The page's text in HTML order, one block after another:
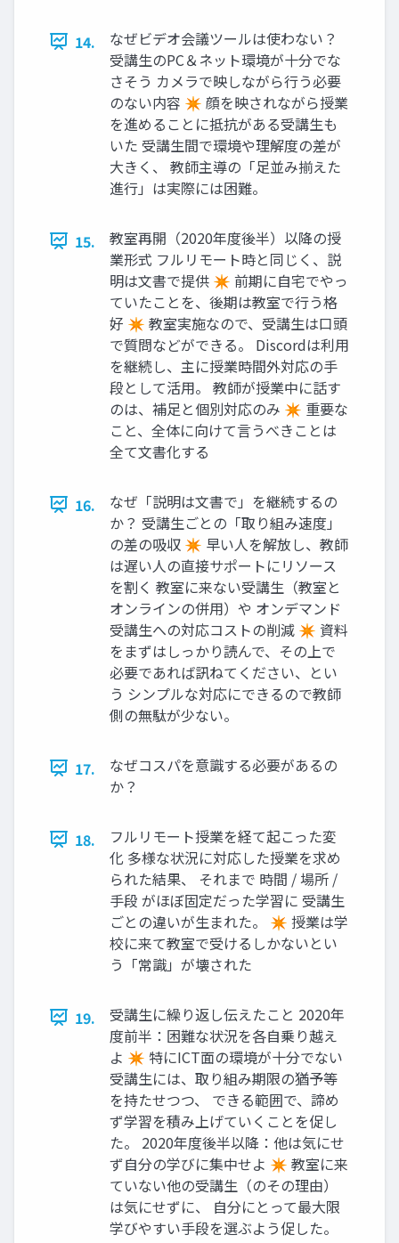
14.
なぜビデオ会議ツールは使わない？
受講生のPC＆ネット環境が十分でな
さそう カメラで映しながら行う必要
のない内容 ✴ 顔を映されながら授業
を進めることに抵抗がある受講生も
いた 受講生間で環境や理解度の差が
大きく、 教師主導の「足並み揃えた
進行」は実際には困難。
15.
教室再開（2020年度後半）以降の授
業形式 フルリモート時と同じく、説
明は文書で提供 ✴ 前期に自宅でやっ
ていたことを、後期は教室で行う格
好 ✴ 教室実施なので、受講生は口頭
で質問などができる。 Discordは利用
を継続し、主に授業時間外対応の手
段として活用。 教師が授業中に話す
のは、補足と個別対応のみ ✴ 重要な
こと、全体に向けて言うべきことは
全て文書化する
16.
なぜ「説明は文書で」を継続するの
か？ 受講生ごとの「取り組み速度」
の差の吸収 ✴ 早い人を解放し、教師
は遅い人の直接サポートにリソース
を割く 教室に来ない受講生（教室と
オンラインの併用）や オンデマンド
受講生への対応コストの削減 ✴ 資料
をまずはしっかり読んで、その上で
必要であれば訊ねてください、とい
う シンプルな対応にできるので教師
側の無駄が少ない。
17.
なぜコスパを意識する必要があるの
か？
18.
フルリモート授業を経て起こった変
化 多様な状況に対応した授業を求め
られた結果、 それまで 時間 / 場所 /
手段 がほぼ固定だった学習に 受講生
ごとの違いが生まれた。 ✴ 授業は学
校に来て教室で受けるしかないとい
う「常識」が壊された
19.
受講生に繰り返し伝えたこと 2020年
度前半：困難な状況を各自乗り越え
よ ✴ 特にICT面の環境が十分でない
受講生には、取り組み期限の猶予等
を持たせつつ、 できる範囲で、諦め
ず学習を積み上げていくことを促し
た。 2020年度後半以降：他は気にせ
ず自分の学びに集中せよ ✴ 教室に来
ていない他の受講生（のその理由）
は気にせずに、 自分にとって最大限
学びやすい手段を選ぶよう促した。